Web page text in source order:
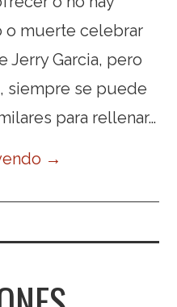
o muerte celebrar
Jerry Garcia, pero
siempre se puede
para rellenar…
→